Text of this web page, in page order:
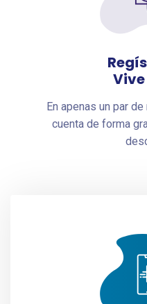
En apenas un par
cuenta de forma